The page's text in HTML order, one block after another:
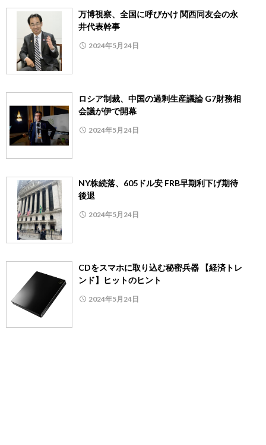
万博視察、全国に呼びかけ 関西同友会の永
井代表幹事
2024年5月24日
ロシア制裁、中国の過剰生産議論 G7財務相
会議が伊で開幕
2024年5月24日
NY株続落、605ドル安 FRB早期利下げ期待
後退
2024年5月24日
CDをスマホに取り込む秘密兵器 【経済トレ
ンド】ヒットのヒント
2024年5月24日